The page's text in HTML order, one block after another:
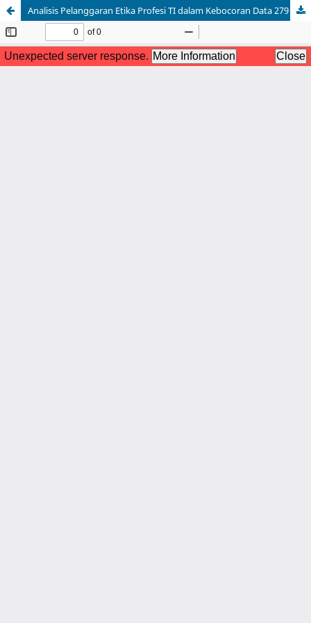
Analisis Pelanggaran Etika Profesi TI dalam Kebocoran Data 279 Juta Pengguna Indihome: Studi Kasus Tanggung Jawab Perlindungan Data Pribadi